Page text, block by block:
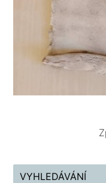
VYHLEDÁVÁNÍ